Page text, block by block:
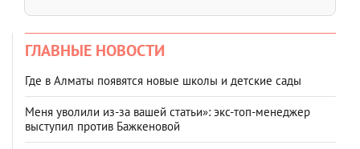
ГЛАВНЫЕ НОВОСТИ
Где в Алматы появятся новые школы и детские сады
Меня уволили из-за вашей статьи»: экс-топ-менеджер
выступил против Бажкеновой